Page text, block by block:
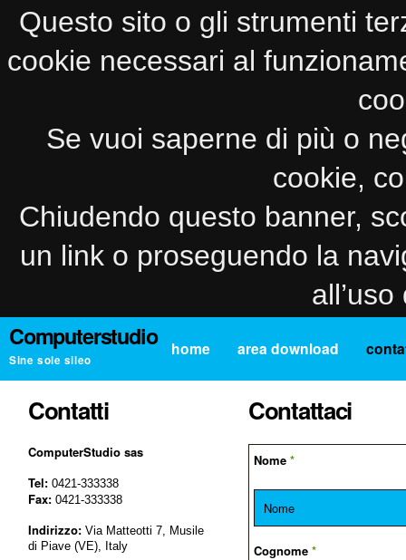
Questo sito o gli strumenti
cookie necessari al
Se vuoi saperne di più o
cookie,
Chiudendo questo banner,
un link o proseguendo la
Computerstudio
Sine sole sileo
home area download
Contatti
ComputerStudio sas
Tel: 0421-333338
Fax: 0421-333338
Indirizzo: Via Matteotti 7, Musile
di Piave (VE), Italy
Contattaci
Nome *
Cognome *